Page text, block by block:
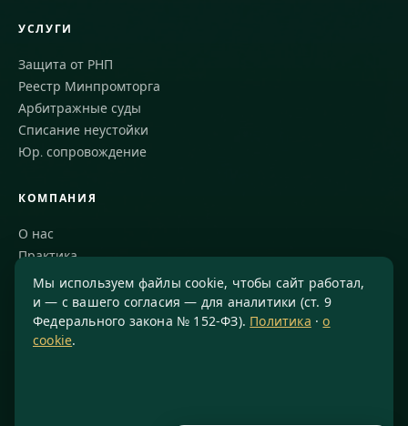
УСЛУГИ
Защита от РНП
Реестр Минпромторга
Арбитражные суды
Списание неустойки
Юр. сопровождение
КОМПАНИЯ
О нас
Практика
Блог
Команда
Благодарности
Мы используем файлы cookie, чтобы сайт работал,
и — с вашего согласия — для аналитики (ст. 9
Федерального закона № 152-ФЗ). Политика ·о
cookie.